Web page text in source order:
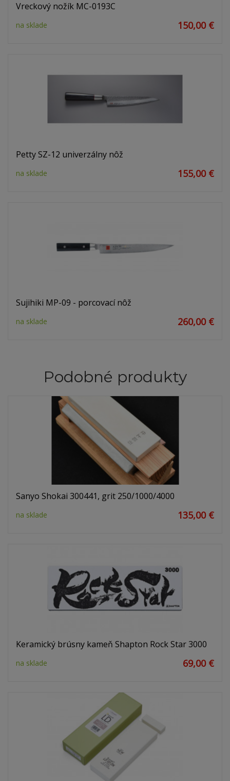
Vreckový nožík MC-0193C
na sklade 150,00 €
Petty SZ-12 univerzálny nôž
na sklade 155,00 €
Sujihiki MP-09 - porcovací nôž
na sklade 260,00 €
Podobné produkty
Sanyo Shokai 300441, grit 250/1000/4000
na sklade 135,00 €
Keramický brúsny kameň Shapton Rock Star 3000
na sklade 69,00 €